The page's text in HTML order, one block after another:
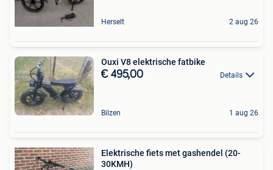
Herselt 2 aug 26
Ouxi V8 elektrische fatbike
€ 495,00 Details
Bilzen 1 aug 26
Elektrische fiets met gashendel (20-
30KMH)